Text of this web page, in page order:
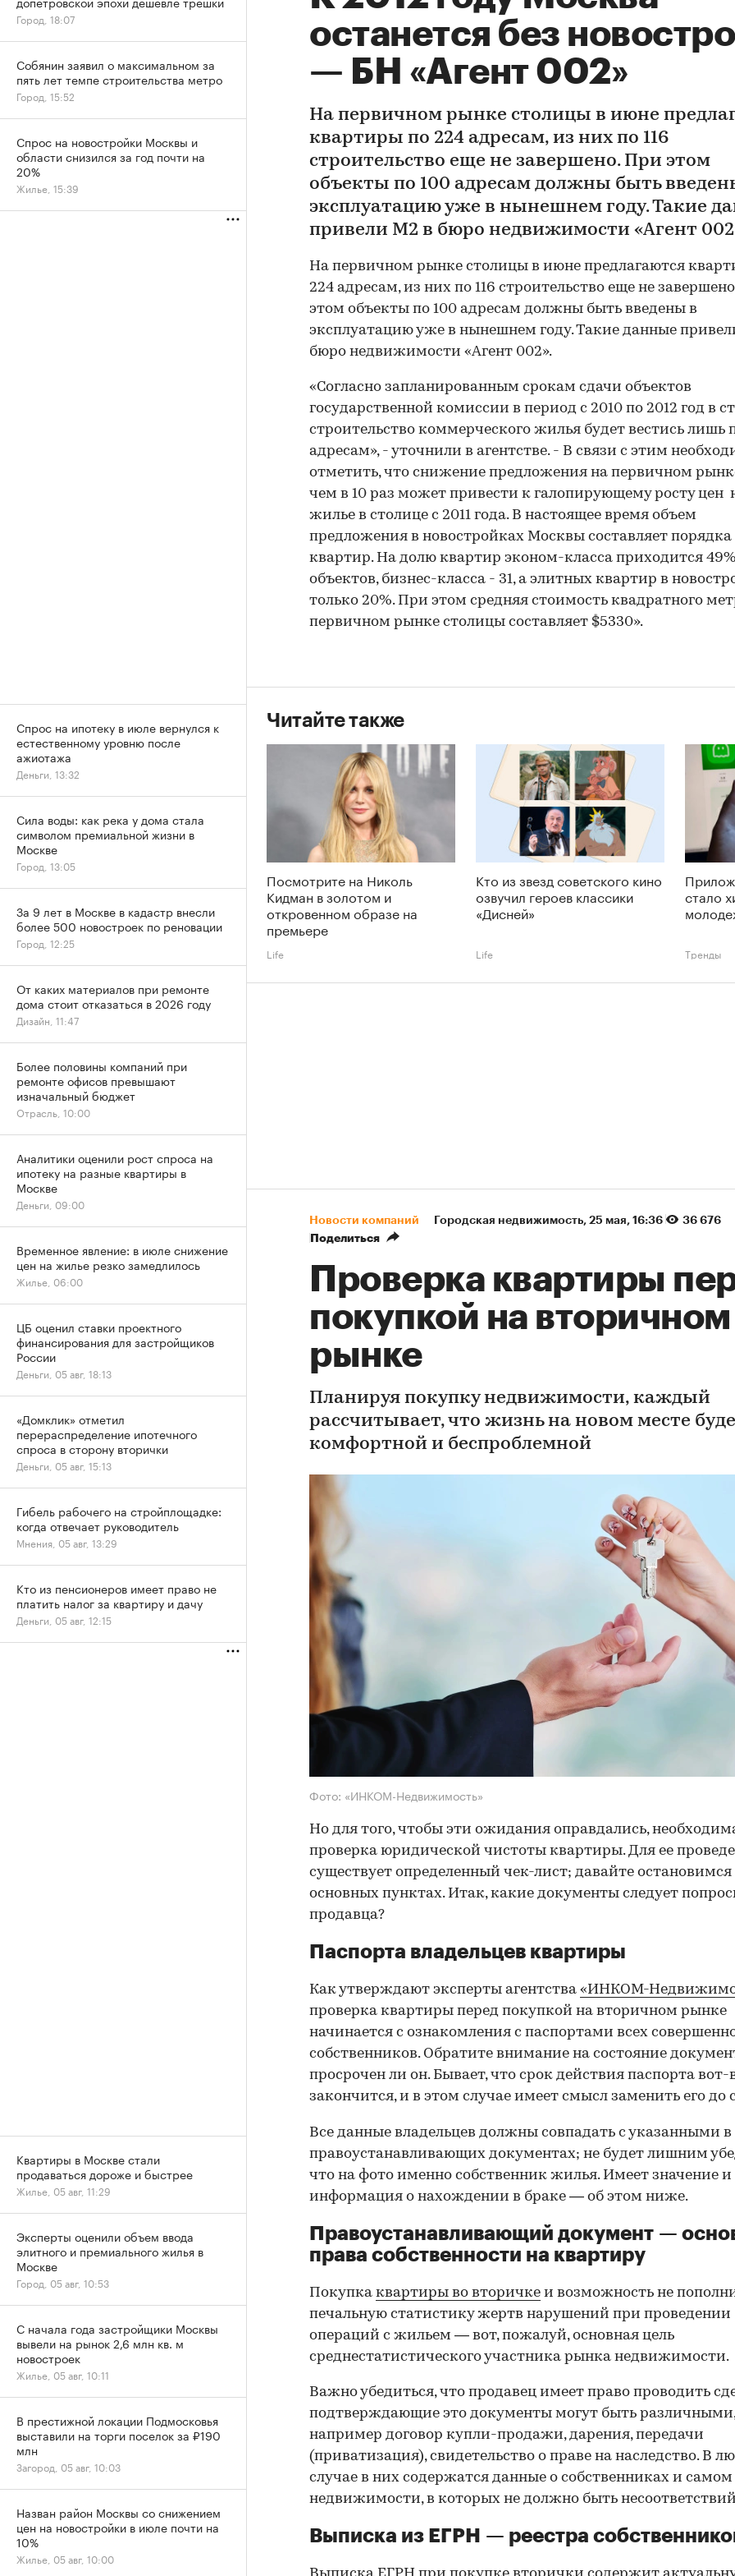
останется без
— БН «Агент 002»
На первичном рынке столицы в июне
квартиры по 224 адресам, из них по 116
строительство еще не завершено. При этом
объекты по 100 адресам должны быть
эксплуатацию уже в нынешнем году. Такие
привели М2 в бюро недвижимости «Агент
На первичном рынке столицы в июне предлагаются
224 адресам, из них по 116 строительство еще не
этом объекты по 100 адресам должны быть введены в
эксплуатацию уже в нынешнем году. Такие данные
бюро недвижимости «Агент 002».
«Согласно запланированным срокам сдачи объектов
государственной комиссии в период с 2010 по 2012 год в
строительство коммерческого жилья будет вестись лишь
адресам», - уточнили в агентстве. - В связи с этим
отметить, что снижение предложения на первичном
чем в 10 раз может привести к галопирующему росту цен
жилье в столице с 2011 года. В настоящее время объем
предложения в новостройках Москвы составляет порядка
квартир. На долю квартир эконом-класса приходится
объектов, бизнес-класса - 31, а элитных квартир в
только 20%. При этом средняя стоимость квадратного
первичном рынке столицы составляет $5330».
Читайте также
Посмотрите на Николь
Кидман в золотом и
откровенном образе на
премьере
Life
Кто из звезд советского кино
озвучил героев классики
«Дисней»
Life
стало
Тренды
Новости компаний Городская недвижимость⁠, 25 мая, 16:36
36 676
Поделиться
Проверка квартиры
покупкой на вторичном
рынке
Планируя покупку недвижимости, каждый
рассчитывает, что жизнь на новом месте
комфортной и беспроблемной
Фото: «ИНКОМ-Недвижимость»
Но для того, чтобы эти ожидания оправдались,
проверка юридической чистоты квартиры. Для ее
существует определенный чек-лист; давайте остановимся
основных пунктах. Итак, какие документы следует
продавца?
Паспорта владельцев квартиры
Как утверждают эксперты агентства «ИНКОМ-
проверка квартиры перед покупкой на вторичном рынке
начинается с ознакомления с паспортами всех
собственников. Обратите внимание на состояние
просрочен ли он. Бывает, что срок действия паспорта вот-
закончится, и в этом случае имеет смысл заменить его до
Все данные владельцев должны совпадать с указанными в
правоустанавливающих документах; не будет лишним
что на фото именно собственник жилья. Имеет значение и
информация о нахождении в браке — об этом ниже.
Правоустанавливающий документ —
права собственности на квартиру
Покупка квартиры во вторичке и возможность не
печальную статистику жертв нарушений при проведении
операций с жильем — вот, пожалуй, основная цель
среднестатистического участника рынка недвижимости.
Важно убедиться, что продавец имеет право проводить
подтверждающие это документы могут быть различными,
например договор купли-продажи, дарения, передачи
(приватизация), свидетельство о праве на наследство. В
случае в них содержатся данные о собственниках и самом
недвижимости, в которых не должно быть
Выписка из ЕГРН — реестра
Город, 18:07
Собянин заявил о максимальном за
пять лет темпе строительства метро
Город, 15:52
Спрос на новостройки Москвы и
области снизился за год почти на
20%
Жилье, 15:39
Спрос на ипотеку в июле вернулся к
естественному уровню после
ажиотажа
Деньги, 13:32
Сила воды: как река у дома стала
символом премиальной жизни в
Москве
Город, 13:05
За 9 лет в Москве в кадастр внесли
более 500 новостроек по реновации
Город, 12:25
От каких материалов при ремонте
дома стоит отказаться в 2026 году
Дизайн, 11:47
Более половины компаний при
ремонте офисов превышают
изначальный бюджет
Отрасль, 10:00
Аналитики оценили рост спроса на
ипотеку на разные квартиры в
Москве
Деньги, 09:00
Временное явление: в июле снижение
цен на жилье резко замедлилось
Жилье, 06:00
ЦБ оценил ставки проектного
финансирования для застройщиков
России
Деньги, 05 авг, 18:13
«Домклик» отметил
перераспределение ипотечного
спроса в сторону вторички
Деньги, 05 авг, 15:13
Гибель рабочего на стройплощадке:
когда отвечает руководитель
Мнения, 05 авг, 13:29
Кто из пенсионеров имеет право не
платить налог за квартиру и дачу
Деньги, 05 авг, 12:15
Квартиры в Москве стали
продаваться дороже и быстрее
Жилье, 05 авг, 11:29
Эксперты оценили объем ввода
элитного и премиального жилья в
Москве
Город, 05 авг, 10:53
С начала года застройщики Москвы
вывели на рынок 2,6 млн кв. м
новостроек
Жилье, 05 авг, 10:11
В престижной локации Подмосковья
выставили на торги поселок за ₽190
млн
Загород, 05 авг, 10:03
Назван район Москвы со снижением
цен на новостройки в июле почти на
10%
Жилье, 05 авг, 10:00